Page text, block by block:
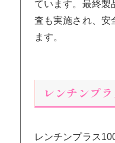
ています。最終製
査も実施され、安
ます。
レンチンプ
レンチンプラス